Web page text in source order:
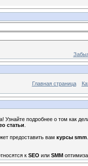
Главная страница
Узнайте подробнее о том как
статьи
предоставить вам курсы smm
к SEO или SMM